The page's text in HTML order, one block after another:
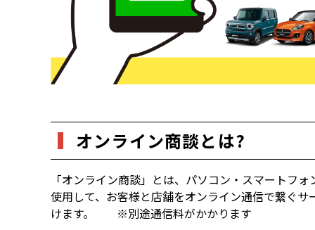
オンライン商談とは?
「オンライン商談」とは、パソコン・スマートフ
使用して、お客様と店舗をオンライン通信で繋ぐ
けます。 ※別途通信料がかかります